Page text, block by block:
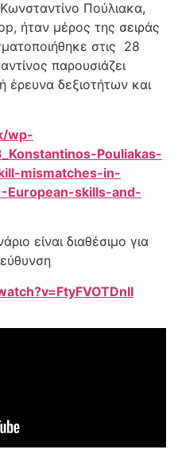
Πούλιακα,
ήταν μέρος της σειράς
στις 28
παρουσιάζει
έρευνα δεξιοτήτων και
wp-
Pouliakas-
mismatches-in-
European-skills-and-
είναι διαθέσιμο για